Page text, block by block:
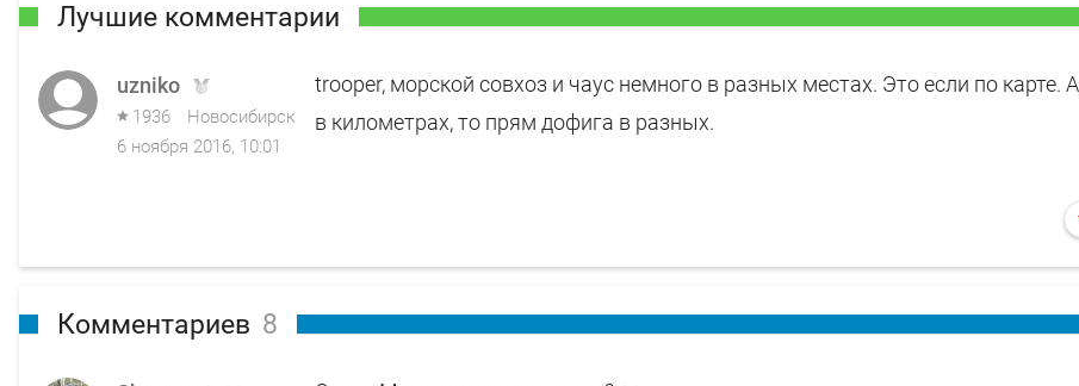
Лучшие комментарии
uzniko
1936
Новосибирск
6 ноября 2016, 10:01
trooper, морской совхоз и чаус немного в разных местах. Это если по карте.
в километрах, то прям дофига в разных.
Комментариев 8